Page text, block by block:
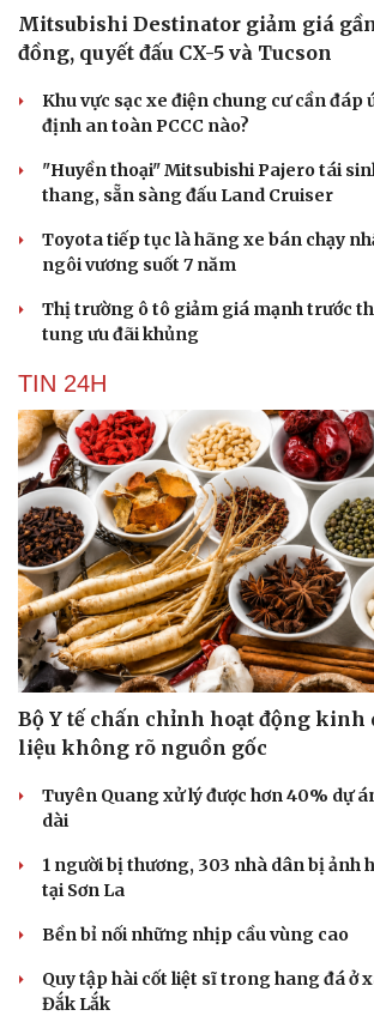
Tư vấn
Săn Tour
Câu
Mitsubishi Destinator giảm giá
đồng, quyết đấu CX-5 và Tucson
Khu vực sạc xe điện chung cư cần đáp
định an toàn PCCC nào?
"Huyền thoại" Mitsubishi Pajero tái
thang, sẵn sàng đấu Land Cruiser
Toyota tiếp tục là hãng xe bán chạy
ngôi vương suốt 7 năm
Thị trường ô tô giảm giá mạnh trước
tung ưu đãi khủng
TIN 24H
Bộ Y tế chấn chỉnh hoạt động kinh
liệu không rõ nguồn gốc
Tuyên Quang xử lý được hơn 40% dự
dài
1 người bị thương, 303 nhà dân bị ảnh
tại Sơn La
Bền bỉ nối những nhịp cầu vùng cao
Quy tập hài cốt liệt sĩ trong hang đá ở
Đắk Lắk